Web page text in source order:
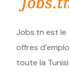
Jobs.tn est
offres
toute la